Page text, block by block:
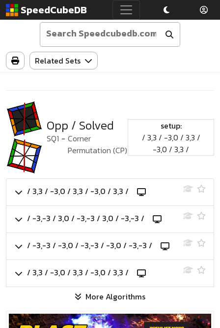
SpeedCubeDB
Related Sets
Opp / Solved
SQ1 - Corner
Permutation (CP)
setup:
/ 3,3 / -3,0 / 3,3 /
-3,0 / 3,3 /
/ 3,3 / -3,0 / 3,3 / -3,0 / 3,3 /
/ -3,-3 / 3,0 / -3,-3 / 3,0 / -3,-3 /
/ -3,-3 / -3,0 / -3,-3 / -3,0 / -3,-3 /
/ 3,3 / -3,0 / 3,3 / -3,0 / 3,3 /
More Algorithms